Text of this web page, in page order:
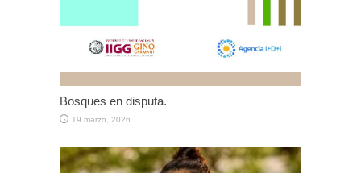
Bosques en disputa.
19 marzo, 2026